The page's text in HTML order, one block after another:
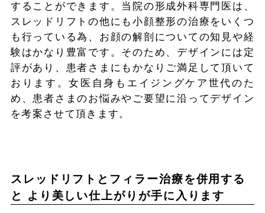
することができます。当院の形成外科専門医は、
スレッドリフトの他にも小顔整形の治療をいくつ
も行っている為、お顔の解剖についての知見や経
験はかなり豊富です。そのため、デザインには定
評があり、患者さまにもかなりご満足して頂いて
おります。女医自身もエイジングケア世代のた
め、患者さまのお悩みやご要望に沿ってデザイン
を考案させて頂きます。
スレッドリフトとフィラー治療を併用する
と より美しい仕上がりが手に入ります